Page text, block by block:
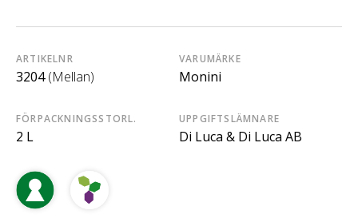
ARTIKELNR
3204 (Mellan)
VARUMÄRKE
Monini
FÖRPACKNINGSSTORL.
2 L
UPPGIFTSLÄMNARE
Di Luca & Di Luca AB